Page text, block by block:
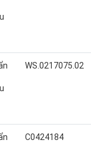
WS.0217075.02
C0424184